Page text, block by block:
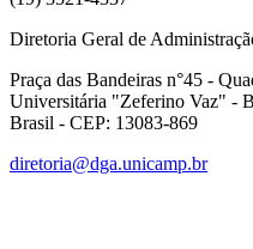
Diretoria Geral de
Praça das Bandeiras n°45 -
Universitária "Zeferino Vaz" -
Brasil - CEP: 13083-869
diretoria@dga.unicamp.br